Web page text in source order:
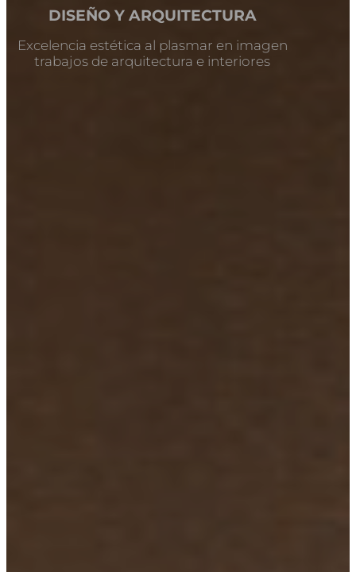
DISEÑO Y ARQUITECTURA
Excelencia estética al plasmar en imagen
trabajos de arquitectura e interiores